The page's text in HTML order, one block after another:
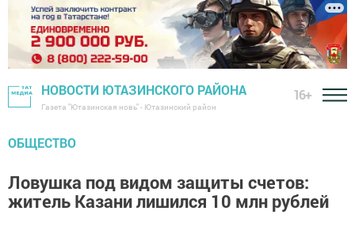
НОВОСТИ ЮТАЗИНСКОГО РАЙОНА
Газета "Ютазинская новь" - Ютазинский район
16+
ОБЩЕСТВО
Ловушка под видом защиты счетов:
житель Казани лишился 10 млн рублей